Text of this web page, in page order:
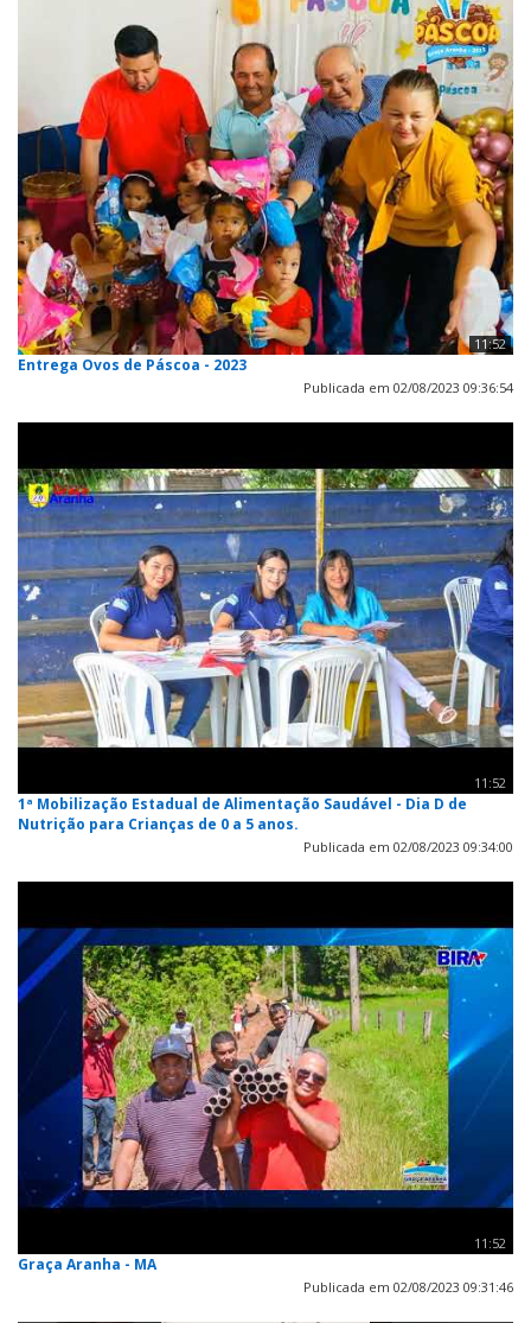
11:52
Entrega Ovos de Páscoa - 2023
Publicada em 02/08/2023 09:36:54
11:52
1ª Mobilização Estadual de Alimentação Saudável - Dia D de
Nutrição para Crianças de 0 a 5 anos.
Publicada em 02/08/2023 09:34:00
11:52
Graça Aranha - MA
Publicada em 02/08/2023 09:31:46